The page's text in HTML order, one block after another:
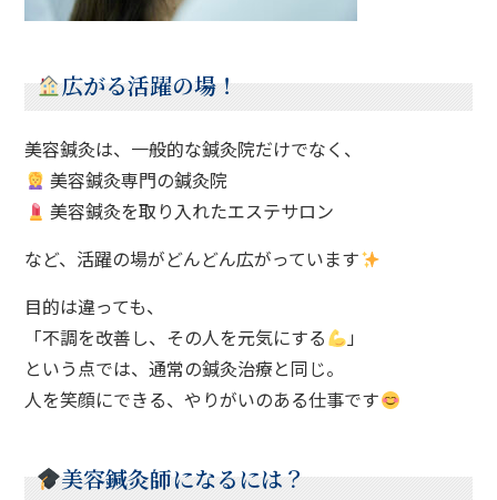
広がる活躍の場！
美容鍼灸は、一般的な鍼灸院だけでなく、
美容鍼灸専門の鍼灸院
美容鍼灸を取り入れたエステサロン
など、活躍の場がどんどん広がっています
目的は違っても、
「不調を改善し、その人を元気にする
」
という点では、通常の鍼灸治療と同じ。
人を笑顔にできる、やりがいのある仕事です
美容鍼灸師になるには？